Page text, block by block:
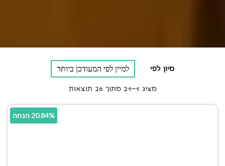
מיון לפי
מציג 1–21 מתוך 26 תוצאות
20.84% הנחה